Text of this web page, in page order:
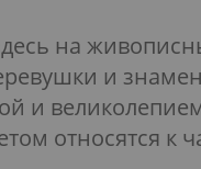
на
и
и
относятся к